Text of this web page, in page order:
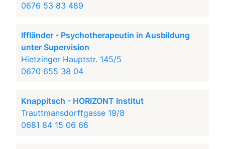
0676 53 83 489
Iffländer - Psychotherapeutin in Ausbildung
unter Supervision
Hietzinger Hauptstr. 145/5
0670 655 38 04
Knappitsch - HORIZONT Institut
Trauttmansdorffgasse 19/8
0681 84 15 06 66